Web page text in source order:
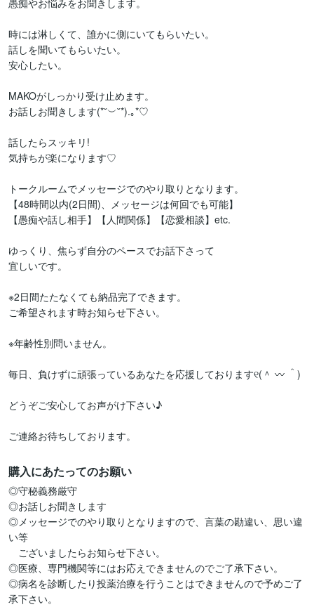
愚痴やお悩みをお聞きします。
時には淋しくて、誰かに側にいてもらいたい。
話しを聞いてもらいたい。
安心したい。
MAKOがしっかり受け止めます。
お話しお聞きします(*˘︶˘*).｡*♡
話したらスッキリ!
気持ちが楽になります♡
トークルームでメッセージでのやり取りとなります。
【48時間以内(2日間)、メッセージは何回でも可能】
【愚痴や話し相手】【人間関係】【恋愛相談】etc.
ゆっくり、焦らず自分のペースでお話下さって
宜しいです。
※2日間たたなくても納品完了できます。
ご希望されます時お知らせ下さい。
※年齢性別問いません。
毎日、負けずに頑張っているあなたを応援しております୧(＾ 〰 ＾)
どうぞご安心してお声がけ下さい♪
ご連絡お待ちしております。
購入にあたってのお願い
◎守秘義務厳守
◎お話しお聞きします
◎メッセージでのやり取りとなりますので、言葉の勘違い、思い違
い等
ございましたらお知らせ下さい。
◎医療、専門機関等にはお応えできませんのでご了承下さい。
◎病名を診断したり投薬治療を行うことはできませんので予めご了
承下さい。